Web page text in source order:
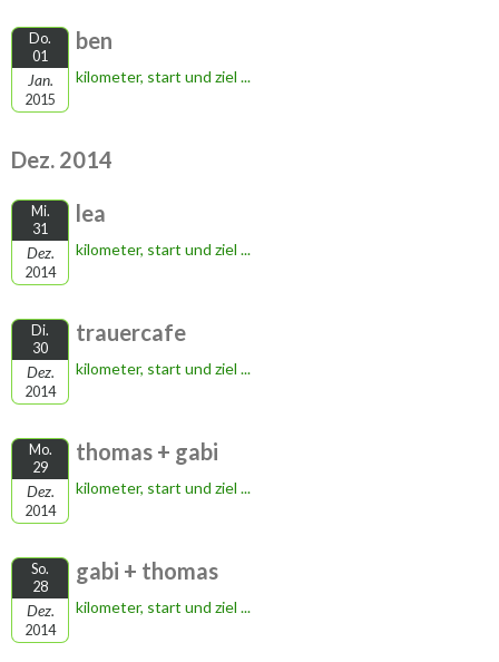
Do.
01
Jan.
2015
ben
kilometer, start und ziel ...
Dez. 2014
Mi.
31
Dez.
2014
lea
kilometer, start und ziel ...
Di.
30
Dez.
2014
trauercafe
kilometer, start und ziel ...
Mo.
29
Dez.
2014
thomas + gabi
kilometer, start und ziel ...
So.
28
Dez.
2014
gabi + thomas
kilometer, start und ziel ...